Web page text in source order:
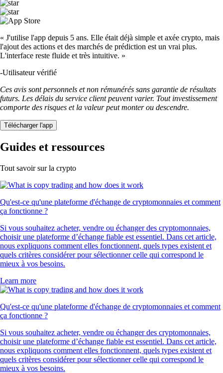
« J'utilise l'app depuis 5 ans. Elle était déjà simple et axée crypto, mais
l'ajout des actions et des marchés de prédiction est un vrai plus.
L'interface reste fluide et très intuitive. »
-Utilisateur vérifié
Ces avis sont personnels et non rémunérés sans garantie de résultats
futurs. Les délais du service client peuvent varier. Tout investissement
comporte des risques et la valeur peut monter ou descendre.
Télécharger l'app
Guides et ressources
Tout savoir sur la crypto
Qu'est-ce qu'une plateforme d'échange de cryptomonnaies et comment
ça fonctionne ?
Si vous souhaitez acheter, vendre ou échanger des cryptomonnaies,
choisir une plateforme d’échange fiable est essentiel. Dans cet article,
nous expliquons comment elles fonctionnent, quels types existent et
quels critères considérer pour sélectionner celle qui correspond le
mieux à vos besoins.
Learn more
Qu'est-ce qu'une plateforme d'échange de cryptomonnaies et comment
ça fonctionne ?
Si vous souhaitez acheter, vendre ou échanger des cryptomonnaies,
choisir une plateforme d’échange fiable est essentiel. Dans cet article,
nous expliquons comment elles fonctionnent, quels types existent et
quels critères considérer pour sélectionner celle qui correspond le
mieux à vos besoins.